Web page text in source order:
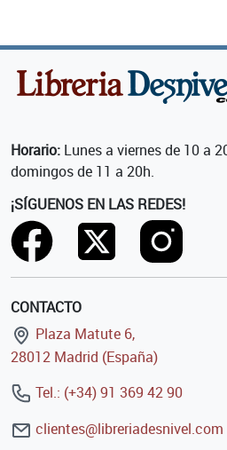
Horario: Lunes a viernes de 10 a
domingos de 11 a 20h.
¡SÍGUENOS EN LAS REDES!
CONTACTO
Plaza Matute 6,
28012 Madrid (España)
Tel.: (+34) 91 369 42 90
clientes@libreriadesnivel.com